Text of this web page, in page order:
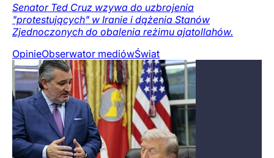
Senator Ted Cruz wzywa do uzbrojenia
"protestujących" w Iranie i dążenia Stanów
Zjednoczonych do obalenia reżimu ajatollahów.
OpinieObserwator mediówŚwiat